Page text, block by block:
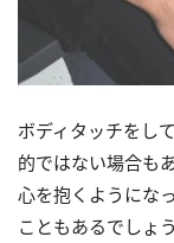
ボディタッチをし
的ではない場合も
心を抱くようにな
こともあるでしょう